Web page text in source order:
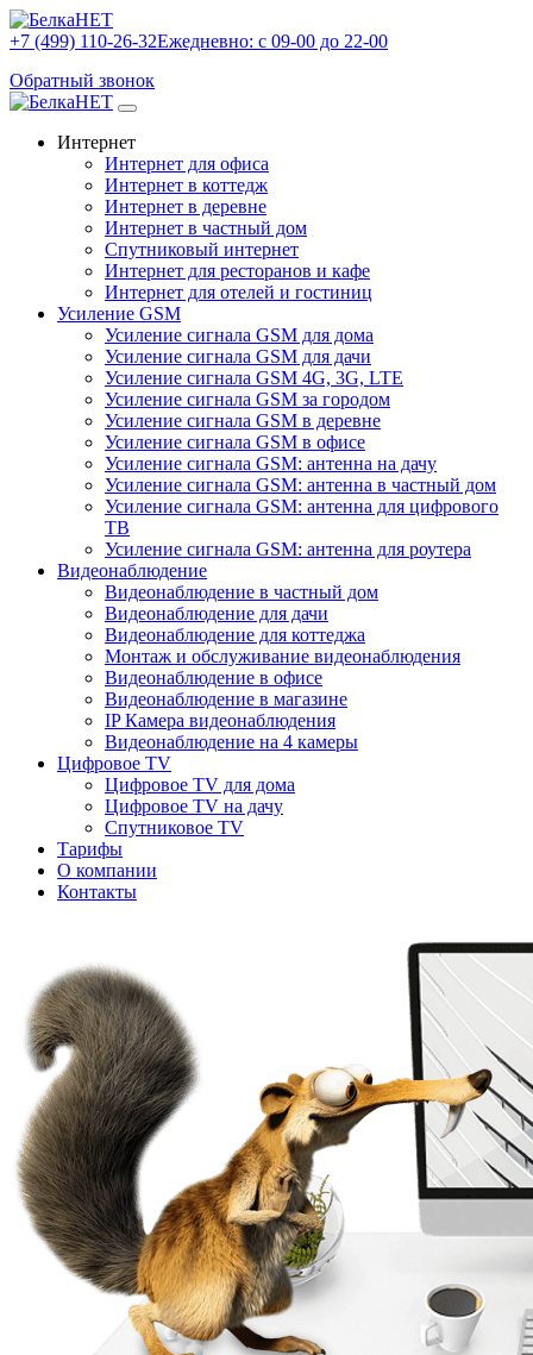
+7 (499) 110-26-32Ежедневно: с 09-00 до 22-00
Обратный звонок
Интернет
Интернет для офиса
Интернет в коттедж
Интернет в деревне
Интернет в частный дом
Спутниковый интернет
Интернет для ресторанов и кафе
Интернет для отелей и гостиниц
Усиление GSM
Усиление сигнала GSM для дома
Усиление сигнала GSM для дачи
Усиление сигнала GSM 4G, 3G, LTE
Усиление сигнала GSM за городом
Усиление сигнала GSM в деревне
Усиление сигнала GSM в офисе
Усиление сигнала GSM: антенна на дачу
Усиление сигнала GSM: антенна в частный дом
Усиление сигнала GSM: антенна для цифрового
ТВ
Усиление сигнала GSM: антенна для роутера
Видеонаблюдение
Видеонаблюдение в частный дом
Видеонаблюдение для дачи
Видеонаблюдение для коттеджа
Монтаж и обслуживание видеонаблюдения
Видеонаблюдение в офисе
Видеонаблюдение в магазине
IP Камера видеонаблюдения
Видеонаблюдение на 4 камеры
Цифровое TV
Цифровое TV для дома
Цифровое TV на дачу
Спутниковое TV
Тарифы
О компании
Контакты